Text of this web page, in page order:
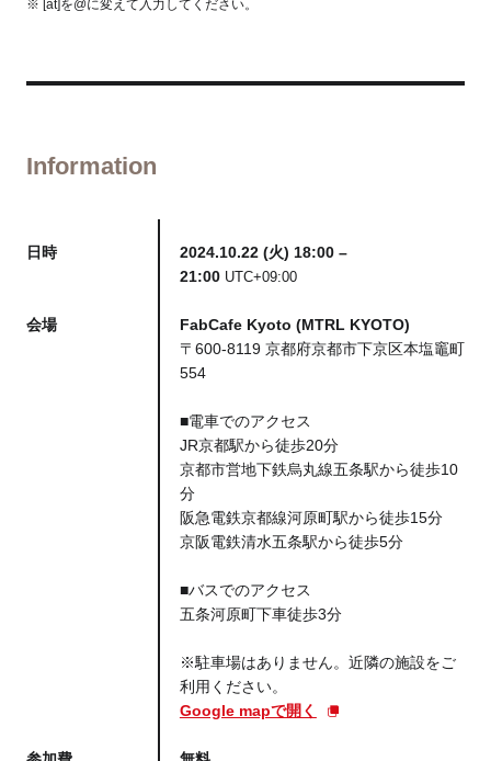
※ [at]を@に変えて入力してください。
Information
日時
2024.10.22 (火) 18:00 –
21:00UTC+09:00
会場
FabCafe Kyoto (MTRL KYOTO)
〒600-8119 京都府京都市下京区本塩竈町
554
■電車でのアクセス
JR京都駅から徒歩20分
京都市営地下鉄烏丸線五条駅から徒歩10
分
阪急電鉄京都線河原町駅から徒歩15分
京阪電鉄清水五条駅から徒歩5分
■バスでのアクセス
五条河原町下車徒歩3分
※駐車場はありません。近隣の施設をご
利用ください。
Google mapで開く